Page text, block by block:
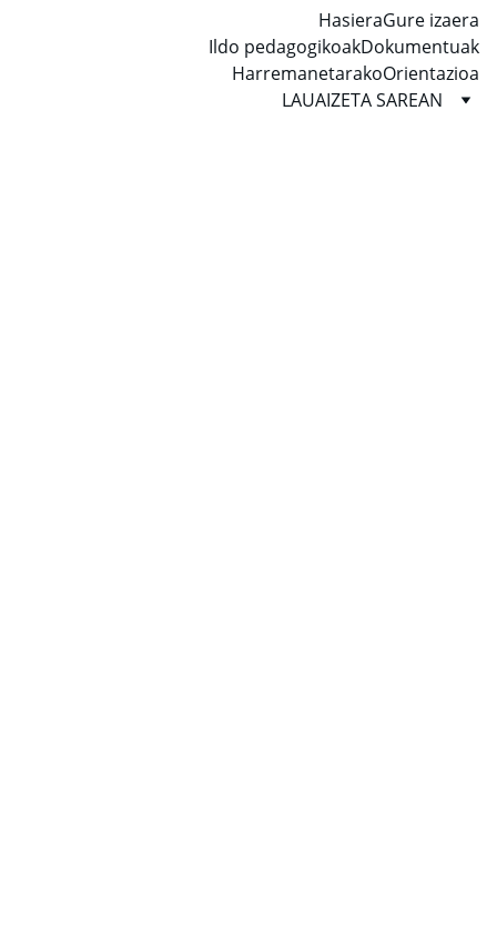
HasieraGure izaera
Ildo pedagogikoakDokumentuak
HarremanetarakoOrientazioa
LAUAIZETA SAREAN